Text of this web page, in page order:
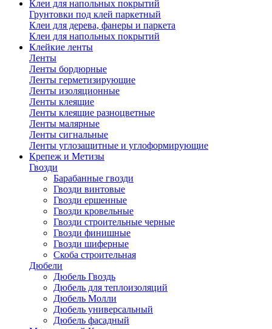
Клеи для напольных покрытий
Грунтовки под клей паркетный
Клеи для дерева, фанеры и паркета
Клеи для напольных покрытий
Клейкие ленты
Ленты
Ленты бордюрные
Ленты герметизирующие
Ленты изоляционные
Ленты клеящие
Ленты клеящие разноцветные
Ленты малярные
Ленты сигнальные
Ленты углозащитные и углоформирующие
Крепеж и Метизы
Гвозди
Барабанные гвозди
Гвозди винтовые
Гвозди ершенные
Гвозди кровельные
Гвозди строительные черные
Гвозди финишные
Гвозди шиферные
Скоба строительная
Дюбели
Дюбель Гвоздь
Дюбель для теплоизоляций
Дюбель Молли
Дюбель универсальный
Дюбель фасадный